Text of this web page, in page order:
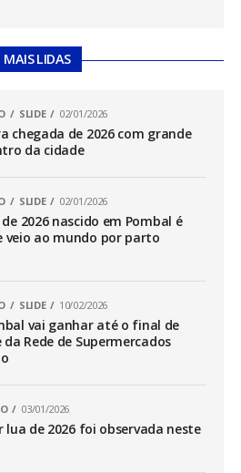
MAIS LIDAS
SLIDE 02/01/2026
chegada de 2026 com grande
da cidade
SLIDE 02/01/2026
2026 nascido em Pombal é
veio ao mundo por parto
SLIDE 10/02/2026
vai ganhar até o final de
Rede de Supermercados
03/01/2026
lua de 2026 foi observada neste